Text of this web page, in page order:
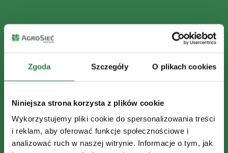
Zgoda Szczegóły O plikach cookies
Niniejsza strona korzysta z plików cookie
Wykorzystujemy pliki cookie do spersonalizowania treści
i reklam, aby oferować funkcje społecznościowe i
analizować ruch w naszej witrynie. Informacje o tym, jak